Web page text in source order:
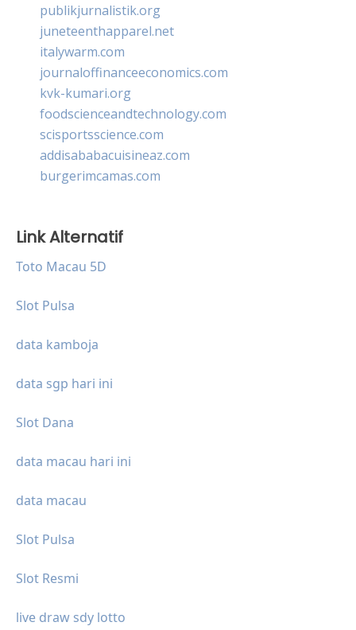
publikjurnalistik.org
juneteenthapparel.net
italywarm.com
journaloffinanceeconomics.com
kvk-kumari.org
foodscienceandtechnology.com
scisportsscience.com
addisababacuisineaz.com
burgerimcamas.com
Link Alternatif
Toto Macau 5D
Slot Pulsa
data kamboja
data sgp hari ini
Slot Dana
data macau hari ini
data macau
Slot Pulsa
Slot Resmi
live draw sdy lotto